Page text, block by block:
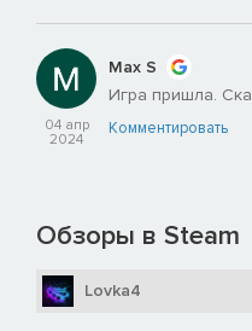
04 апр
2024
Max S
Игра пришла.
Комментировать
Обзоры в Steam
Lovka4